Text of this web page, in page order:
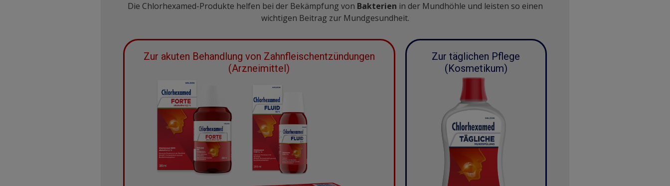
Die Chlorhexamed-Produkte helfen bei der Bekämpfung von Bakterien in der Mundhöhle und leisten so einen
wichtigen Beitrag zur Mundgesundheit.
Zur akuten Behandlung von Zahnfleischentzündungen
(Arzneimittel)
Zur täglichen Pflege
(Kosmetikum)